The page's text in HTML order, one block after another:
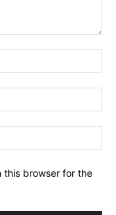
this browser for the